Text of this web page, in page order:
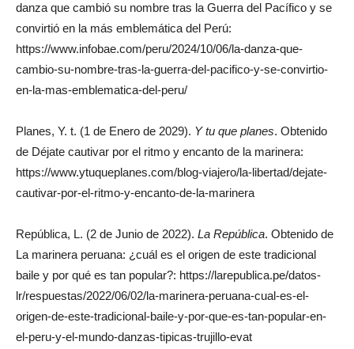
danza que cambió su nombre tras la Guerra del Pacífico y se
convirtió en la más emblemática del Perú:
https://www.infobae.com/peru/2024/10/06/la-danza-que-
cambio-su-nombre-tras-la-guerra-del-pacifico-y-se-convirtio-
en-la-mas-emblematica-del-peru/
Planes, Y. t. (1 de Enero de 2029). Y tu que planes. Obtenido
de Déjate cautivar por el ritmo y encanto de la marinera:
https://www.ytuqueplanes.com/blog-viajero/la-libertad/dejate-
cautivar-por-el-ritmo-y-encanto-de-la-marinera
República, L. (2 de Junio de 2022). La República. Obtenido de
La marinera peruana: ¿cuál es el origen de este tradicional
baile y por qué es tan popular?: https://larepublica.pe/datos-
lr/respuestas/2022/06/02/la-marinera-peruana-cual-es-el-
origen-de-este-tradicional-baile-y-por-que-es-tan-popular-en-
el-peru-y-el-mundo-danzas-tipicas-trujillo-evat